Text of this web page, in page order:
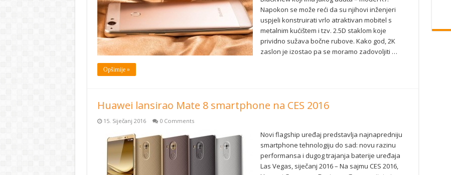
Napokon se može reći da su njihovi inženjeri
uspjeli konstruirati vrlo atraktivan mobitel s
metalnim kućištem i tzv. 2.5D staklom koje
prividno sužava bočne rubove. Kako god, 2K
zaslon je izostao pa se moramo zadovoljiti …
Opširnije »
Huawei lansirao Mate 8 smartphone na CES 2016
15. Siječanj 2016 0 Comments
Novi flagship uređaj predstavlja najnapredniju
smartphone tehnologiju do sad: novu razinu
performansa i dugog trajanja baterije uređaja
Las Vegas, siječanj 2016 – Na sajmu CES 2016,